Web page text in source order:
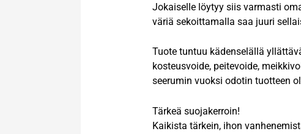
Jokaiselle löytyy siis varmasti
väriä sekoittamalla saa juuri
Tuote tuntuu kädenselällä
kosteusvoide, peitevoide,
seerumin vuoksi odotin tuotteen
Tärkeä suojakerroin!
Kaikista tärkein, ihon